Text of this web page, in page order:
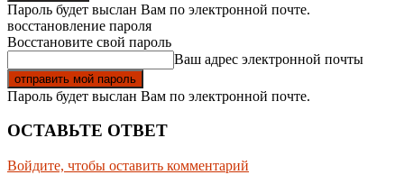
Пароль будет выслан Вам по электронной почте.
восстановление пароля
Восстановите свой пароль
Ваш адрес электронной почты
Пароль будет выслан Вам по электронной почте.
ОСТАВЬТЕ ОТВЕТ
Войдите, чтобы оставить комментарий